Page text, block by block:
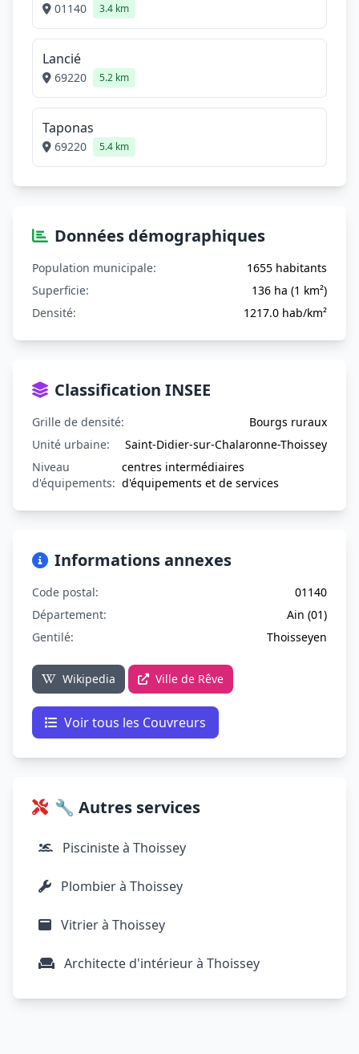
01140 3.4 km
Lancié
69220 5.2 km
Taponas
69220 5.4 km
Données démographiques
Population municipale:
1655 habitants
Superficie:
136 ha (1 km²)
Densité:
1217.0 hab/km²
Classification INSEE
Grille de densité:
Bourgs ruraux
Unité urbaine:
Saint-Didier-sur-Chalaronne-Thoissey
Niveau
d'équipements:
centres intermédiaires
d'équipements et de services
Informations annexes
Code postal:
01140
Département:
Ain (01)
Gentilé:
Thoisseyen
Wikipedia Ville de Rêve
Voir tous les Couvreurs
🔧 Autres services
Pisciniste à Thoissey
Plombier à Thoissey
Vitrier à Thoissey
Architecte d'intérieur à Thoissey